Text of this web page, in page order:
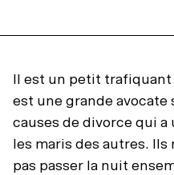
Il est un petit trafiquant
est une grande avocate
causes de divorce qui
les maris des autres.
pas passer la nuit